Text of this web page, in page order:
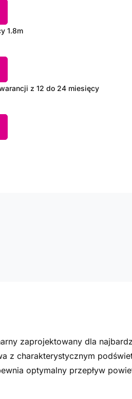
1.8m
z 12 do 24 miesięcy
zaprojektowany dla
z charakterystycznym
optymalny przepływ